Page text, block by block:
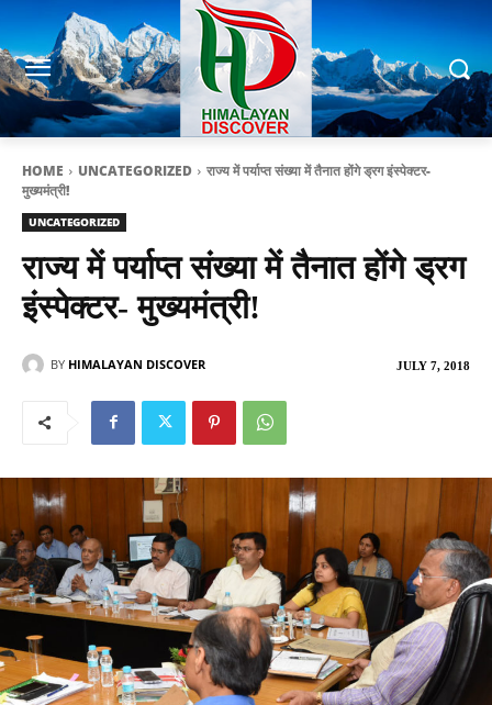
HOME UNCATEGORIZED
राज्य में पर्याप्त संख्या में तैनात होंगे ड्रग इंस्पेक्टर-
मुख्यमंत्री!
UNCATEGORIZED
राज्य में पर्याप्त संख्या में तैनात होंगे ड्रग
इंस्पेक्टर- मुख्यमंत्री!
JULY 7, 2018
BY HIMALAYAN DISCOVER